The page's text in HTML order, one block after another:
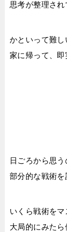
思考が整理され
かといって難し
家に帰って、即
日ごろから思う
部分的な戦術を
いくら戦術をマ
大局的にみたら